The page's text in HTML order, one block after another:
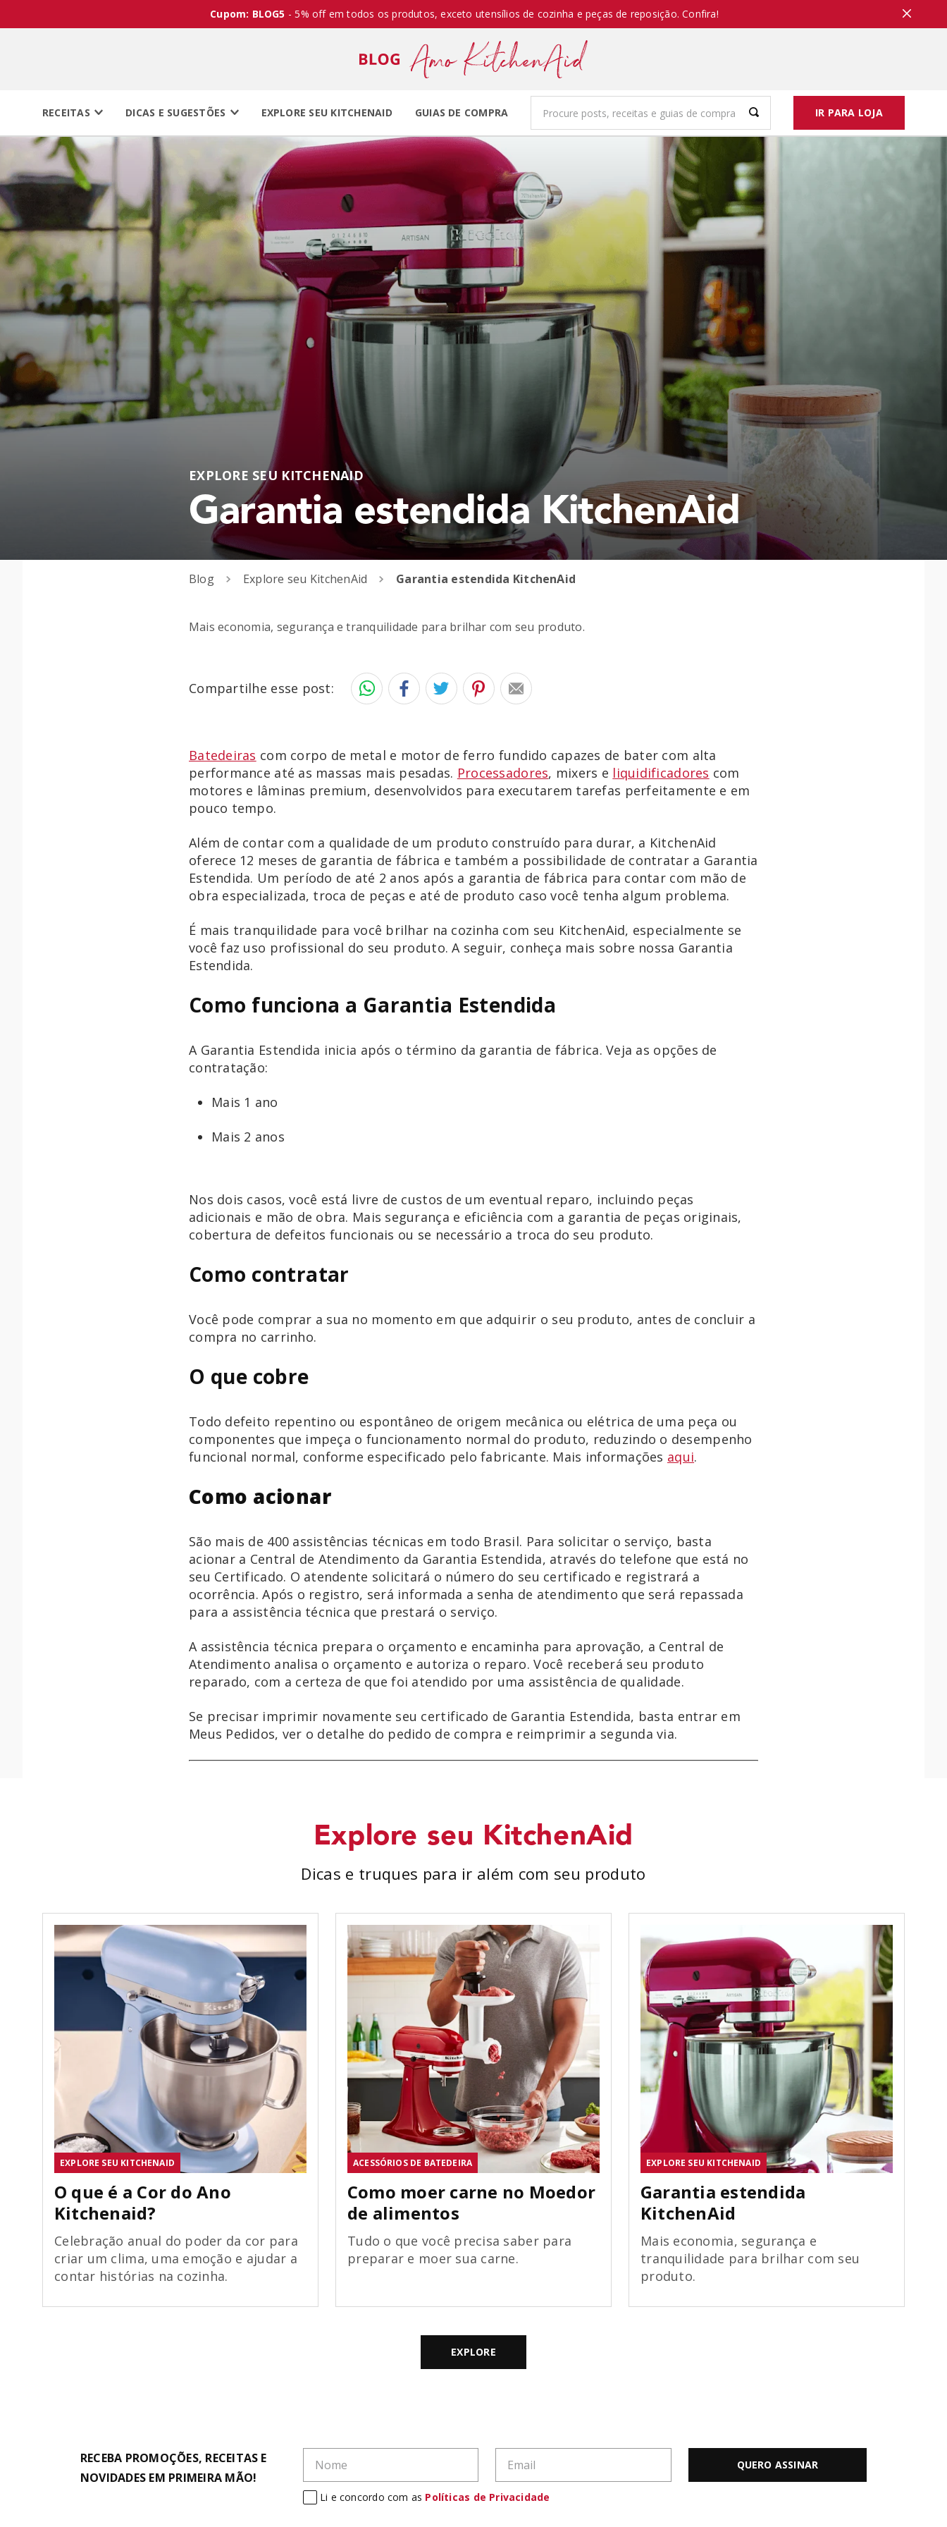
Cupom: BLOG5 - 5% off em todos os produtos, exceto utensílios de cozinha e peças de reposição. Confira!
RECEITAS DICAS E SUGESTÕES EXPLORE SEU KITCHENAID GUIAS DE COMPRA IR PARA LOJA
EXPLORE SEU KITCHENAID
Garantia estendida KitchenAid
Blog Explore seu KitchenAid Garantia estendida KitchenAid
Mais economia, segurança e tranquilidade para brilhar com seu produto.
Compartilhe esse post:
Batedeiras com corpo de metal e motor de ferro fundido capazes de bater com alta
performance até as massas mais pesadas. Processadores, mixers e liquidificadores com
motores e lâminas premium, desenvolvidos para executarem tarefas perfeitamente e em
pouco tempo.
Além de contar com a qualidade de um produto construído para durar, a KitchenAid
oferece 12 meses de garantia de fábrica e também a possibilidade de contratar a Garantia
Estendida. Um período de até 2 anos após a garantia de fábrica para contar com mão de
obra especializada, troca de peças e até de produto caso você tenha algum problema.
É mais tranquilidade para você brilhar na cozinha com seu KitchenAid, especialmente se
você faz uso profissional do seu produto. A seguir, conheça mais sobre nossa Garantia
Estendida.
Como funciona a Garantia Estendida
A Garantia Estendida inicia após o término da garantia de fábrica. Veja as opções de
contratação:
Mais 1 ano
Mais 2 anos
Nos dois casos, você está livre de custos de um eventual reparo, incluindo peças
adicionais e mão de obra. Mais segurança e eficiência com a garantia de peças originais,
cobertura de defeitos funcionais ou se necessário a troca do seu produto.
Como contratar
Você pode comprar a sua no momento em que adquirir o seu produto, antes de concluir a
compra no carrinho.
O que cobre
Todo defeito repentino ou espontâneo de origem mecânica ou elétrica de uma peça ou
componentes que impeça o funcionamento normal do produto, reduzindo o desempenho
funcional normal, conforme especificado pelo fabricante. Mais informações aqui.
Como acionar
São mais de 400 assistências técnicas em todo Brasil. Para solicitar o serviço, basta
acionar a Central de Atendimento da Garantia Estendida, através do telefone que está no
seu Certificado. O atendente solicitará o número do seu certificado e registrará a
ocorrência. Após o registro, será informada a senha de atendimento que será repassada
para a assistência técnica que prestará o serviço.
A assistência técnica prepara o orçamento e encaminha para aprovação, a Central de
Atendimento analisa o orçamento e autoriza o reparo. Você receberá seu produto
reparado, com a certeza de que foi atendido por uma assistência de qualidade.
Se precisar imprimir novamente seu certificado de Garantia Estendida, basta entrar em
Meus Pedidos, ver o detalhe do pedido de compra e reimprimir a segunda via.
Explore seu KitchenAid
Dicas e truques para ir além com seu produto
EXPLORE SEU KITCHENAID
O que é a Cor do Ano
Kitchenaid?
Celebração anual do poder da cor para
criar um clima, uma emoção e ajudar a
contar histórias na cozinha.
ACESSÓRIOS DE BATEDEIRA
Como moer carne no Moedor
de alimentos
Tudo o que você precisa saber para
preparar e moer sua carne.
EXPLORE SEU KITCHENAID
Garantia estendida
KitchenAid
Mais economia, segurança e
tranquilidade para brilhar com seu
produto.
EXPLORE
RECEBA PROMOÇÕES, RECEITAS E
NOVIDADES EM PRIMEIRA MÃO!
QUERO ASSINAR
Li e concordo com as Políticas de Privacidade